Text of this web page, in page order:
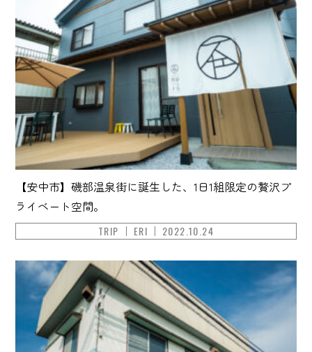
【安中市】磯部温泉街に誕生した、1日1組限定の贅沢プ
ライベート空間。
TRIP ERI 2022.10.24